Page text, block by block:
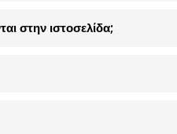
στην ιστοσελίδα;